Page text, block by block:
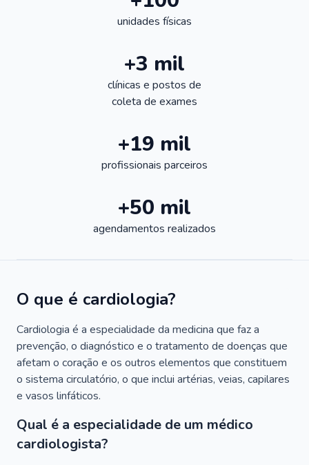
unidades físicas
+3 mil
clínicas e postos de
coleta de exames
+19 mil
profissionais parceiros
+50 mil
agendamentos realizados
O que é cardiologia?
Cardiologia é a especialidade da medicina que faz a
prevenção, o diagnóstico e o tratamento de doenças que
afetam o coração e os outros elementos que constituem
o sistema circulatório, o que inclui artérias, veias, capilares
e vasos linfáticos.
Qual é a especialidade de um médico
cardiologista?